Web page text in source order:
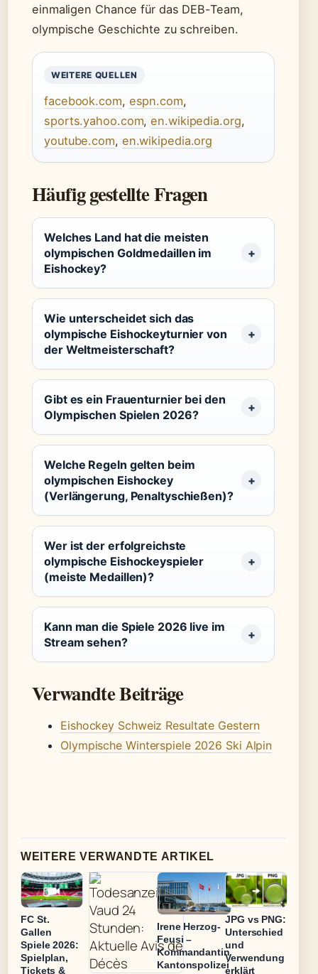
einmaligen Chance für das DEB-Team,
olympische Geschichte zu schreiben.
WEITERE QUELLEN
facebook.com, espn.com,
sports.yahoo.com,en.wikipedia.org,
youtube.com, en.wikipedia.org
Häufig gestellte Fragen
Welches Land hat die meisten
olympischen Goldmedaillen im
Eishockey?
Wie unterscheidet sich das
olympische Eishockeyturnier von
der Weltmeisterschaft?
Gibt es ein Frauenturnier bei den
Olympischen Spielen 2026?
Welche Regeln gelten beim
olympischen Eishockey
(Verlängerung, Penaltyschießen)?
Wer ist der erfolgreichste
olympische Eishockeyspieler
(meiste Medaillen)?
Kann man die Spiele 2026 live im
Stream sehen?
Verwandte Beiträge
Eishockey Schweiz Resultate Gestern
Olympische Winterspiele 2026 Ski Alpin
WEITERE VERWANDTE ARTIKEL
FC St.
Gallen
Spiele 2026:
Spielplan,
Tickets &
Irene Herzog-
Feusi –
Kommandantin
Kantonspolizei
JPG vs PNG:
Unterschied
und
Verwendung
erklärt